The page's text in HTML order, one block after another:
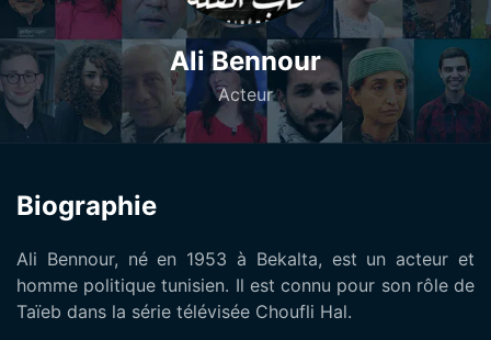
Ali Bennour
Acteur
Biographie
Ali Bennour, né en 1953 à Bekalta, est un acteur et
homme politique tunisien. Il est connu pour son rôle de
Taïeb dans la série télévisée Choufli Hal.